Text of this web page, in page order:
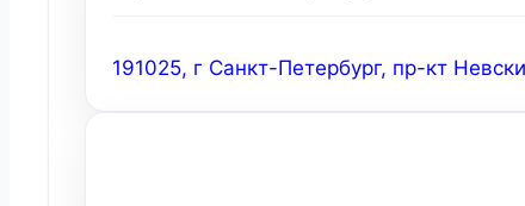
191025, г Санкт-Петербург, пр-кт